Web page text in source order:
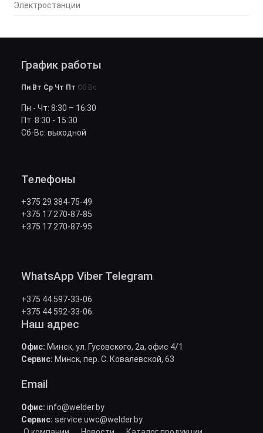
Электростанции
График работы
Пн Вт Ср Чт Пт Сб Вс
Пн - Чт: 8:30 – 16:30
Пт: 8:30 - 15:30
Сб-Вс: выходной
Телефоны
+375 29 384-75-49
+375 17 270-87-85
+375 17 270-87-95
WhatsApp Viber Telegram
+375 44 597-33-06
+375 44 592-33-06
Наш адрес
Офис: Минск, ул. Гусовского, 2а, офис 4/1
Сервис: Минск, пер. С. Ковалевской, 63
Email
Офис: info@welder.by
Сервис: service.uwc@welder.by